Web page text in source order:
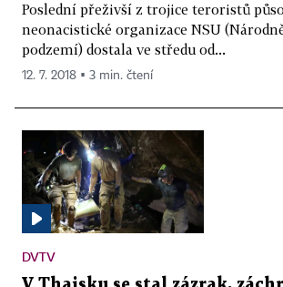
Poslední přeživší z trojice teroristů
neonacistické organizace NSU
podzemí) dostala ve středu od...
12. 7. 2018 ▪ 3 min. čtení
DVTV